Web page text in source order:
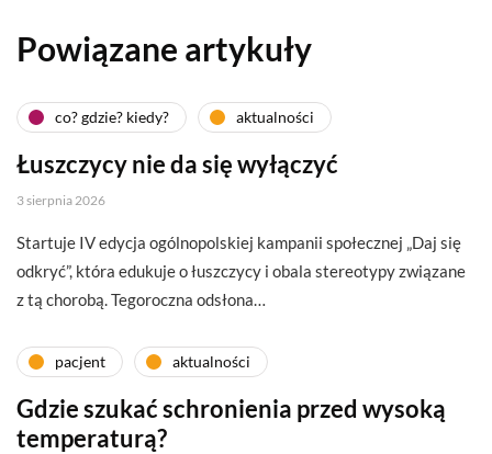
Powiązane artykuły
co? gdzie? kiedy? aktualności
Łuszczycy nie da się wyłączyć
3 sierpnia 2026
Startuje IV edycja ogólnopolskiej kampanii społecznej „Daj się
odkryć”, która edukuje o łuszczycy i obala stereotypy związane
z tą chorobą. Tegoroczna odsłona…
pacjent aktualności
Gdzie szukać schronienia przed wysoką
temperaturą?